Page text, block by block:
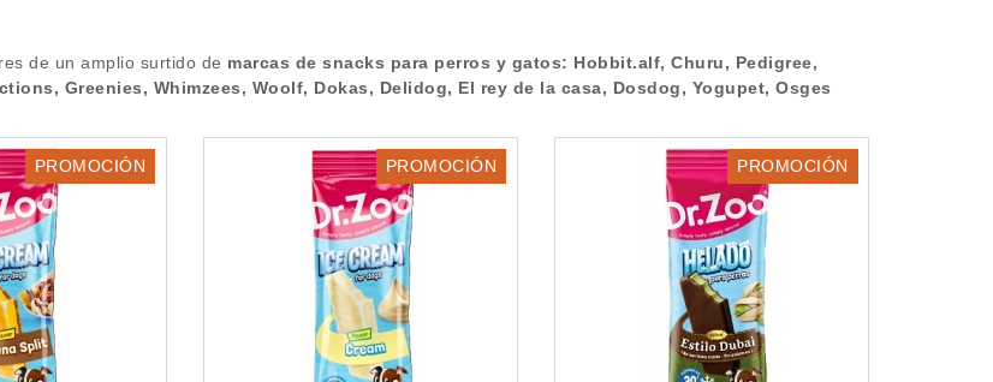
de un amplio surtido de marcas de snacks para perros y gatos: Hobbit.alf, Churu, Pedigree,
Greenies, Whimzees, Woolf, Dokas, Delidog, El rey de la casa, Dosdog, Yogupet, Osges
PROMOCIÓN PROMOCIÓN PROMOCIÓN